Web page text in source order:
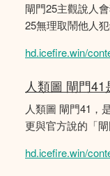
閘門25主觀說人
25無理取鬧他人
hd.icefire.win/
人類圖 閘門
人類圖 閘門41，
更與官方說的「閘
hd.icefire.win/